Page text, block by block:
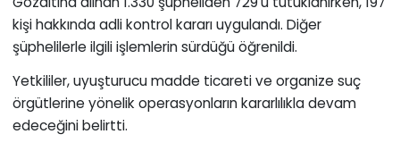
kişi hakkında adli kontrol kararı uygulandı. Diğer
şüphelilerle ilgili işlemlerin sürdüğü öğrenildi.
Yetkililer, uyuşturucu madde ticareti ve organize suç
örgütlerine yönelik operasyonların kararlılıkla devam
edeceğini belirtti.